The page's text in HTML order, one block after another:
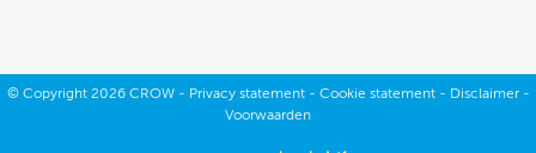
© Copyright2026 CROW - Privacy statement- Cookie statement- Disclaimer-
Voorwaarden